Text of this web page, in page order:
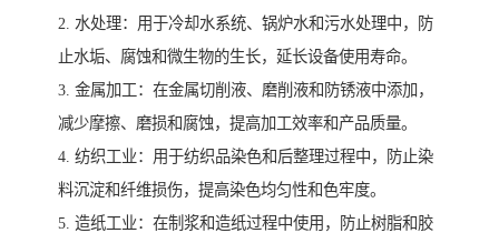
2. 水处理：用于冷却水系统、锅炉水和污水处理中，防
止水垢、腐蚀和微生物的生长，延长设备使用寿命。
3. 金属加工：在金属切削液、磨削液和防锈液中添加，
减少摩擦、磨损和腐蚀，提高加工效率和产品质量。
4. 纺织工业：用于纺织品染色和后整理过程中，防止染
料沉淀和纤维损伤，提高染色均匀性和色牢度。
5. 造纸工业：在制浆和造纸过程中使用，防止树脂和胶